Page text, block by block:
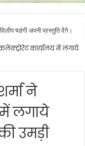
षडंगी अपनी प्रस्तुति देंगे।
कार्यालय में लगाये
ने
लगाये
उमड़ी